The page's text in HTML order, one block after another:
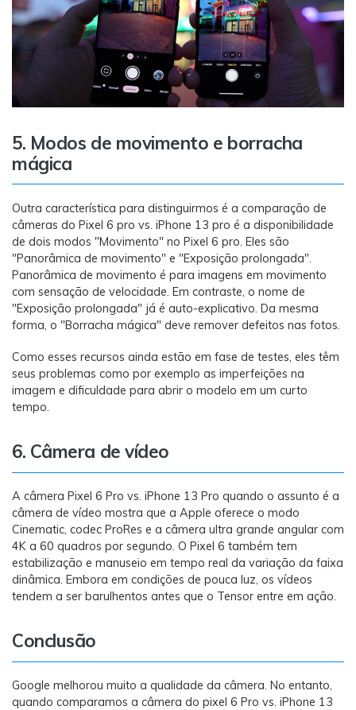
5. Modos de movimento e borracha
mágica
Outra característica para distinguirmos é a comparação de
câmeras do Pixel 6 pro vs. iPhone 13 pro é a disponibilidade
de dois modos "Movimento" no Pixel 6 pro. Eles são
"Panorâmica de movimento" e "Exposição prolongada".
Panorâmica de movimento é para imagens em movimento
com sensação de velocidade. Em contraste, o nome de
"Exposição prolongada" já é auto-explicativo. Da mesma
forma, o "Borracha mágica" deve remover defeitos nas fotos.
Como esses recursos ainda estão em fase de testes, eles têm
seus problemas como por exemplo as imperfeições na
imagem e dificuldade para abrir o modelo em um curto
tempo.
6. Câmera de vídeo
A câmera Pixel 6 Pro vs. iPhone 13 Pro quando o assunto é a
câmera de vídeo mostra que a Apple oferece o modo
Cinematic, codec ProRes e a câmera ultra grande angular com
4K a 60 quadros por segundo. O Pixel 6 também tem
estabilização e manuseio em tempo real da variação da faixa
dinâmica. Embora em condições de pouca luz, os vídeos
tendem a ser barulhentos antes que o Tensor entre em ação.
Conclusão
Google melhorou muito a qualidade da câmera. No entanto,
quando comparamos a câmera do pixel 6 Pro vs. iPhone 13